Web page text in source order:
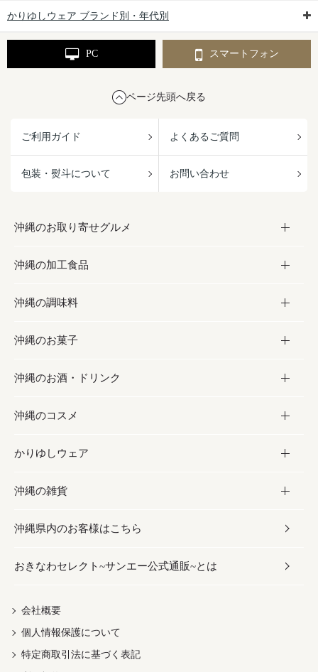
かりゆしウェア ブランド別・年代別
PC スマートフォン
ページ先頭へ戻る
ご利用ガイド よくあるご質問
包装・熨斗について お問い合わせ
沖縄のお取り寄せグルメ
お取り寄せグルメ
フルーツ・野菜
お肉
海産物
沖縄の加工食品
加工食品
缶詰／パウチ
沖縄料理
沖縄そば／乾麺
レトルト食品
乾物／粉類
沖縄の調味料
調味料
砂糖／黒砂糖
塩
お酢／ドレッシング
しょうゆ
みそ
だし／スパイス／島唐辛子
沖縄のお菓子
お菓子
黒糖
ちんすこう
伝統菓子
スナック
おつまみ
紅芋
沖縄のお酒・ドリンク
お酒・ドリンク
泡盛
ビール・チューハイ
ワイン・ウィスキー・カクテル
ドリンク
茶葉
沖縄のコスメ
コスメ
スキンケア
ボディケア
ヘアケア
UVケア
かりゆしウェア
かりゆしウェア
メンズ
レディース
沖縄の雑貨
雑貨
沖縄ファッション
伝統工芸品
沖縄県内のお客様はこちら
おきなわセレクト~サンエー公式通販~とは
会社概要
個人情報保護について
特定商取引法に基づく表記